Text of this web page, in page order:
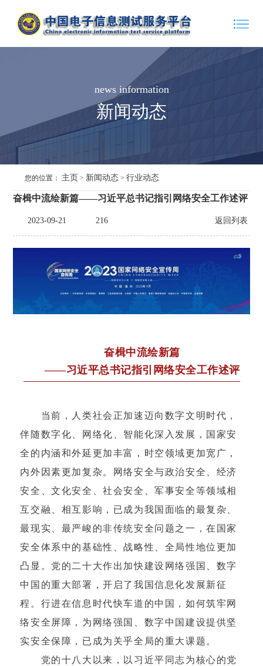
news information
新闻动态
您的位置： 主页 > 新闻动态 >行业动态
奋楫中流绘新篇——习近平总书记指引网络安全工作述评
2023-09-21 216 返回列表
奋楫中流绘新篇
——习近平总书记指引网络安全工作述评
当前，人类社会正加速迈向数字文明时代，
伴随数字化、网络化、智能化深入发展，国家安
全的内涵和外延更加丰富，时空领域更加宽广，
内外因素更加复杂。网络安全与政治安全、经济
安全、文化安全、社会安全、军事安全等领域相
互交融、相互影响，已成为我国面临的最复杂、
最现实、最严峻的非传统安全问题之一，在国家
安全体系中的基础性、战略性、全局性地位更加
凸显。党的二十大作出加快建设网络强国、数字
中国的重大部署，开启了我国信息化发展新征
程。行进在信息时代快车道的中国，如何筑牢网
络安全屏障，为网络强国、数字中国建设提供坚
实安全保障，已成为关乎全局的重大课题。
党的十八大以来，以习近平同志为核心的党